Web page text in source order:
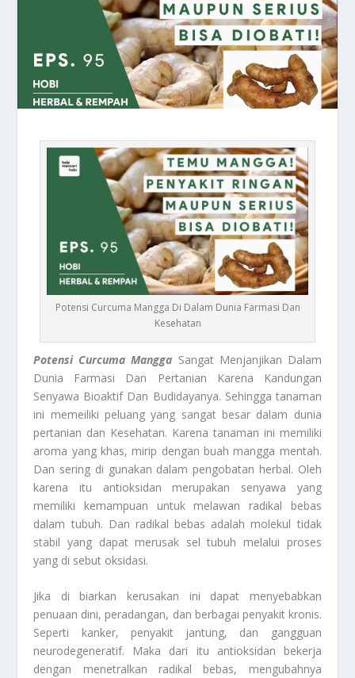
Potensi Curcuma Mangga Di Dalam Dunia Farmasi Dan
Kesehatan
Potensi Curcuma Mangga Sangat Menjanjikan Dalam
Dunia Farmasi Dan Pertanian Karena Kandungan
Senyawa Bioaktif Dan Budidayanya. Sehingga tanaman
ini memeiliki peluang yang sangat besar dalam dunia
pertanian dan Kesehatan. Karena tanaman ini memiliki
aroma yang khas, mirip dengan buah mangga mentah.
Dan sering di gunakan dalam pengobatan herbal. Oleh
karena itu antioksidan merupakan senyawa yang
memiliki kemampuan untuk melawan radikal bebas
dalam tubuh. Dan radikal bebas adalah molekul tidak
stabil yang dapat merusak sel tubuh melalui proses
yang di sebut oksidasi.
Jika di biarkan kerusakan ini dapat menyebabkan
penuaan dini, peradangan, dan berbagai penyakit kronis.
Seperti kanker, penyakit jantung, dan gangguan
neurodegeneratif. Maka dari itu antioksidan bekerja
dengan menetralkan radikal bebas, mengubahnya